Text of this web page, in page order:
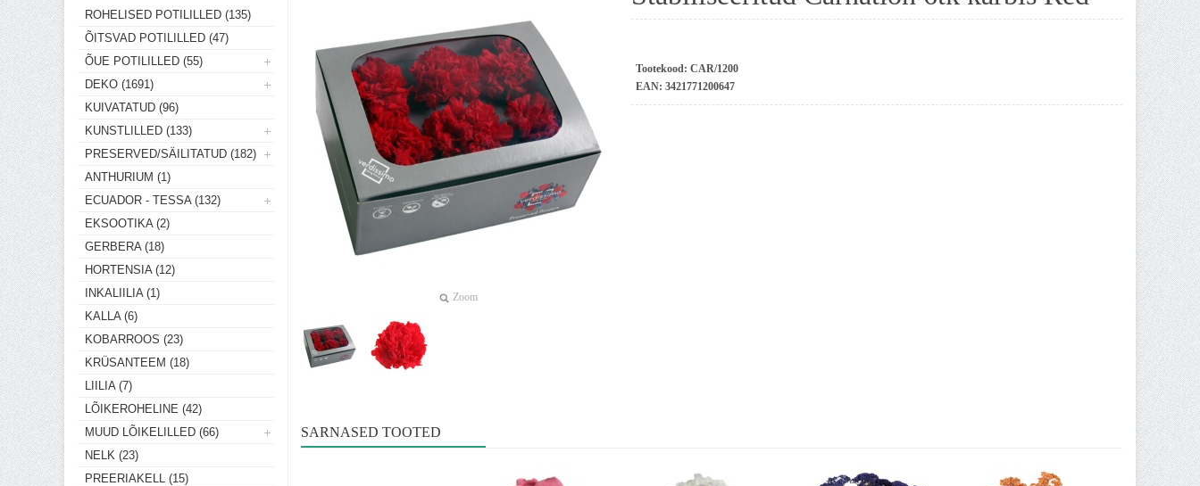
ROHELISED POTILILLED (135)
ÕITSVAD POTILILLED (47)
ÕUE POTILILLED (55)
DEKO (1691)
KUIVATATUD (96)
KUNSTLILLED (133)
PRESERVED/SÄILITATUD (182)
ANTHURIUM (1)
ECUADOR - TESSA (132)
EKSOOTIKA (2)
GERBERA (18)
HORTENSIA (12)
INKALIILIA (1)
KALLA (6)
KOBARROOS (23)
KRÜSANTEEM (18)
LIILIA (7)
LÕIKEROHELINE (42)
MUUD LÕIKELILLED (66)
NELK (23)
PREERIAKELL (15)
Zoom
Tootekood: CAR/1200
EAN: 3421771200647
SARNASED TOOTED